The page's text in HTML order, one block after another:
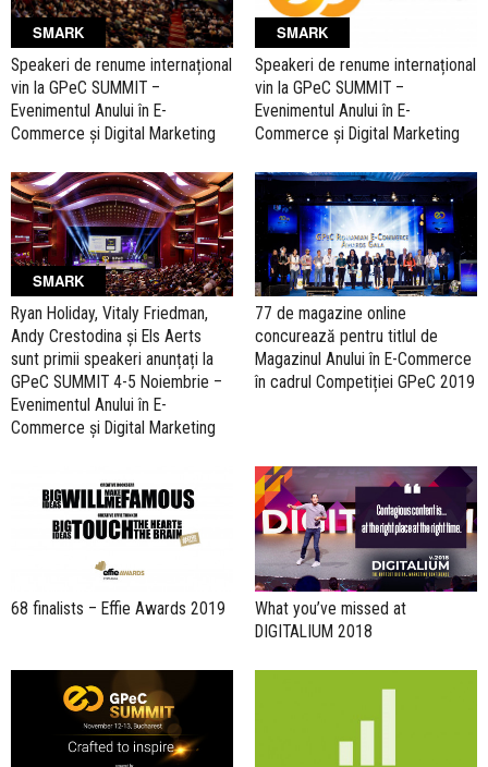
SMARK
Speakeri de renume internațional
vin la GPeC SUMMIT –
Evenimentul Anului în E-
Commerce și Digital Marketing
SMARK
Speakeri de renume internațional
vin la GPeC SUMMIT –
Evenimentul Anului în E-
Commerce și Digital Marketing
SMARK
Ryan Holiday, Vitaly Friedman,
Andy Crestodina și Els Aerts
sunt primii speakeri anunțați la
GPeC SUMMIT 4-5 Noiembrie –
Evenimentul Anului în E-
Commerce și Digital Marketing
77 de magazine online
concurează pentru titlul de
Magazinul Anului în E-Commerce
în cadrul Competiției GPeC 2019
68 finalists – Effie Awards 2019
What you’ve missed at
DIGITALIUM 2018